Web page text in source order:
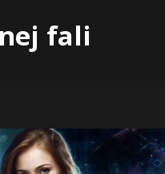
fali